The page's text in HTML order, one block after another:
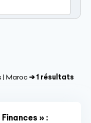
| Maroc➔ 1 résultats
» :